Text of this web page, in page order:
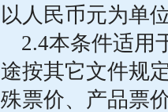
以人民币元为单
2.4本条件适用
途按其它文件规
殊票价、产品票